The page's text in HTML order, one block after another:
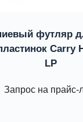
футляр
Carry
LP
Запрос на прайс-